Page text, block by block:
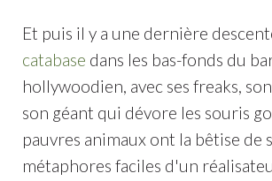
Et puis il y a une dernière
catabase dans les bas-fonds du
hollywoodien, avec ses freaks,
son géant qui dévore les souris
pauvres animaux ont la bêtise de
métaphores faciles d'un